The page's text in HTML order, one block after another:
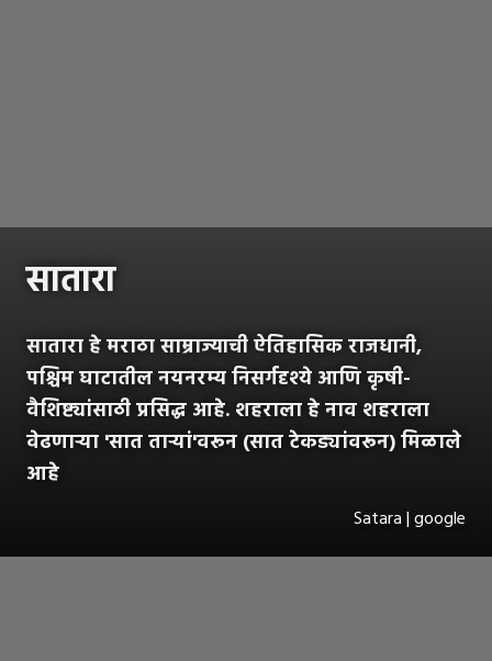
सातारा
सातारा हे मराठा साम्राज्याची ऐतिहासिक राजधानी,
पश्चिम घाटातील नयनरम्य निसर्गदृश्ये आणि कृषी-
वैशिष्ट्यांसाठी प्रसिद्ध आहे. शहराला हे नाव शहराला
वेढणाऱ्या 'सात ताऱ्यां'वरून (सात टेकड्यांवरून) मिळाले
आहे
Satara | google